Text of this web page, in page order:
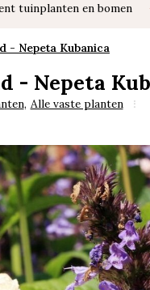
tuinplanten en bomen
- Nepeta Kubanica
- Nepeta
, Alle vaste planten